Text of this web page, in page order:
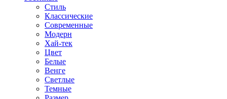
Стиль
Классические
Современные
Модерн
Хай-тек
Цвет
Белые
Венге
Светлые
Темные